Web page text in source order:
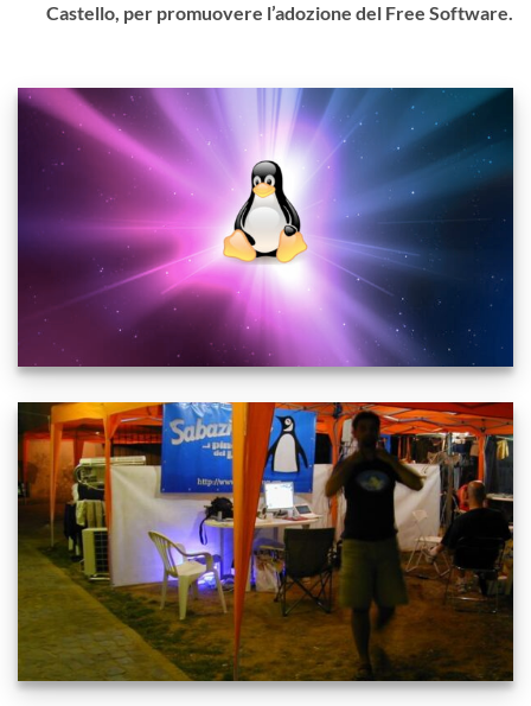
Castello, per promuovere l’adozione del Free Software.